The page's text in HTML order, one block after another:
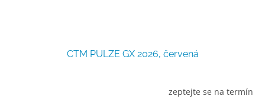
CTM PULZE GX 2026, červená
zeptejte se na termín